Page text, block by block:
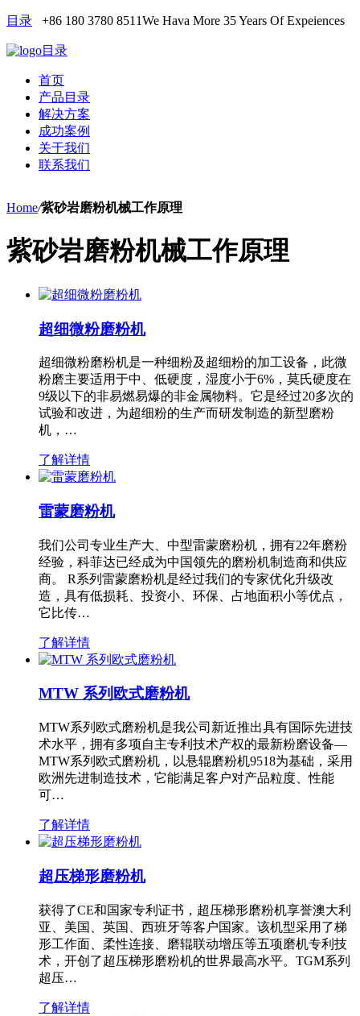
目录 +86 180 3780 8511We Hava More 35 Years Of Expeiences
目录
首页
产品目录
解决方案
成功案例
关于我们
联系我们
Home/紫砂岩磨粉机械工作原理
紫砂岩磨粉机械工作原理
超细微粉磨粉机
超细微粉磨粉机是一种细粉及超细粉的加工设备，此微
粉磨主要适用于中、低硬度，湿度小于6%，莫氏硬度在
9级以下的非易燃易爆的非金属物料。它是经过20多次的
试验和改进，为超细粉的生产而研发制造的新型磨粉
机，…
了解详情
雷蒙磨粉机
我们公司专业生产大、中型雷蒙磨粉机，拥有22年磨粉
经验，科菲达已经成为中国领先的磨粉机制造商和供应
商。 R系列雷蒙磨粉机是经过我们的专家优化升级改
造，具有低损耗、投资小、环保、占地面积小等优点，
它比传…
了解详情
MTW 系列欧式磨粉机
MTW系列欧式磨粉机是我公司新近推出具有国际先进技
术水平，拥有多项自主专利技术产权的最新粉磨设备—
MTW系列欧式磨粉机，以悬辊磨粉机9518为基础，采用
欧洲先进制造技术，它能满足客户对产品粒度、性能
可…
了解详情
超压梯形磨粉机
获得了CE和国家专利证书，超压梯形磨粉机享誉澳大利
亚、美国、英国、西班牙等客户国家。该机型采用了梯
形工作面、柔性连接、磨辊联动增压等五项磨机专利技
术，开创了超压梯形磨粉机的世界最高水平。TGM系列
超压…
了解详情